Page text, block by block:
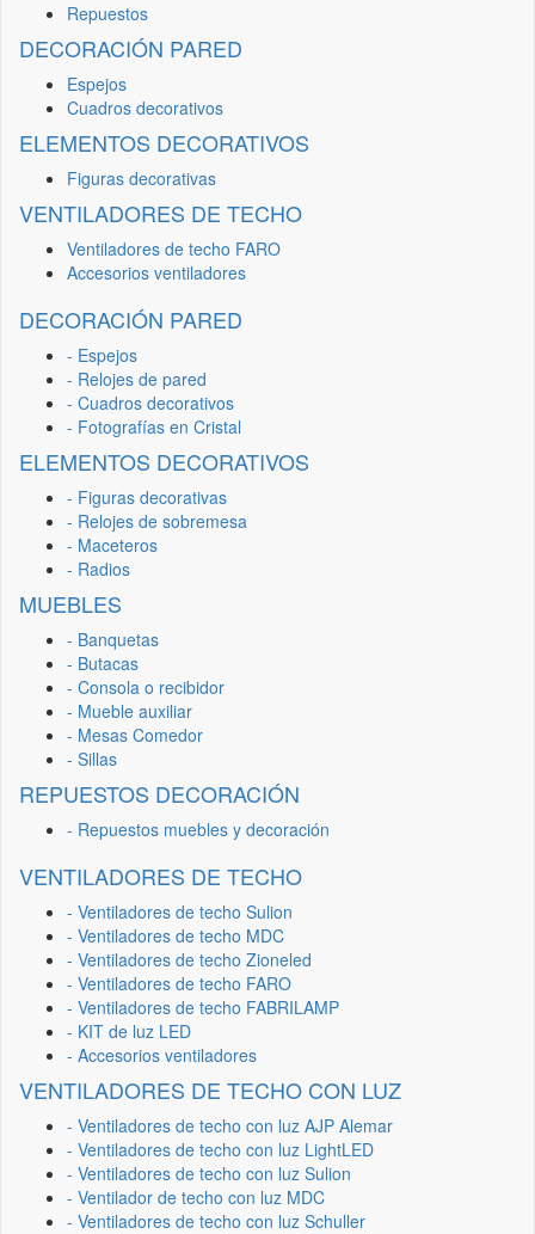
Repuestos
DECORACIÓN PARED
Espejos
Cuadros decorativos
ELEMENTOS DECORATIVOS
Figuras decorativas
VENTILADORES DE TECHO
Ventiladores de techo FARO
Accesorios ventiladores
DECORACIÓN PARED
- Espejos
- Relojes de pared
- Cuadros decorativos
- Fotografías en Cristal
ELEMENTOS DECORATIVOS
- Figuras decorativas
- Relojes de sobremesa
- Maceteros
- Radios
MUEBLES
- Banquetas
- Butacas
- Consola o recibidor
- Mueble auxiliar
- Mesas Comedor
- Sillas
REPUESTOS DECORACIÓN
- Repuestos muebles y decoración
VENTILADORES DE TECHO
- Ventiladores de techo Sulion
- Ventiladores de techo MDC
- Ventiladores de techo Zioneled
- Ventiladores de techo FARO
- Ventiladores de techo FABRILAMP
- KIT de luz LED
- Accesorios ventiladores
VENTILADORES DE TECHO CON LUZ
- Ventiladores de techo con luz AJP Alemar
- Ventiladores de techo con luz LightLED
- Ventiladores de techo con luz Sulion
- Ventilador de techo con luz MDC
- Ventiladores de techo con luz Schuller